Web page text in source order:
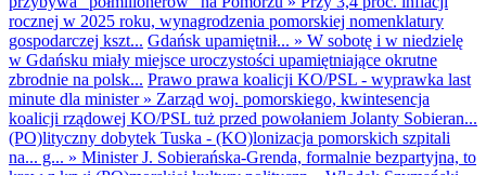
rocznej w 2025 roku, wynagrodzenia pomorskiej nomenklatury
gospodarczej kszt... Gdańsk upamiętnił... » W sobotę i w niedzielę
w Gdańsku miały miejsce uroczystości upamiętniające okrutne
zbrodnie na polsk... Prawo prawa koalicji KO/PSL - wyprawka last
minute dla minister» Zarząd woj. pomorskiego, kwintesencja
koalicji rządowej KO/PSL tuż przed powołaniem Jolanty Sobieran...
(PO)lityczny dobytek Tuska - (KO)lonizacja pomorskich szpitali
na... g... » Minister J. Sobierańska-Grenda, formalnie bezpartyjna, to